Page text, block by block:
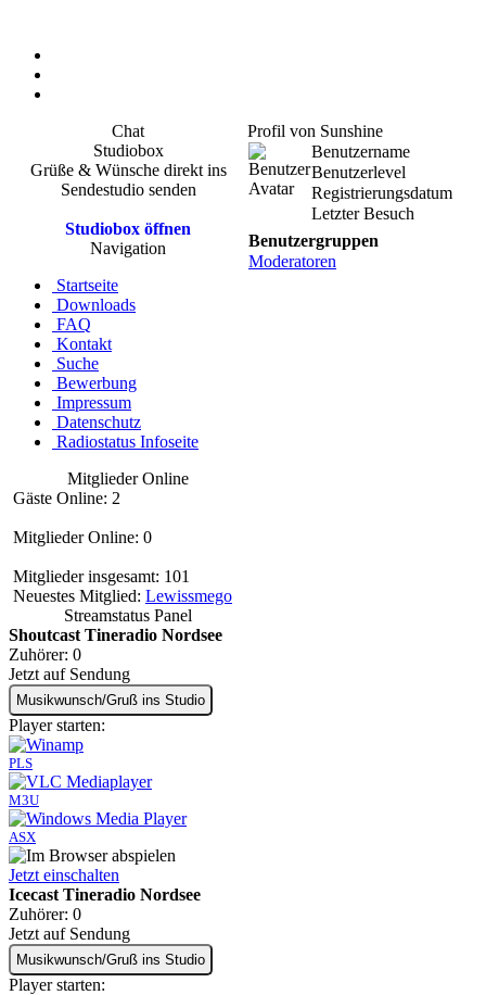
Chat
Studiobox
Grüße & Wünsche direkt ins
Sendestudio senden
Studiobox öffnen
Navigation
Startseite
Downloads
FAQ
Kontakt
Suche
Bewerbung
Impressum
Datenschutz
Radiostatus Infoseite
Mitglieder Online
Gäste Online: 2
Mitglieder Online: 0
Mitglieder insgesamt: 101
Neuestes Mitglied: Lewissmego
Streamstatus Panel
Shoutcast Tineradio Nordsee
Zuhörer: 0
Jetzt auf Sendung
Musikwunsch/Gruß ins Studio
Player starten:
PLS
M3U
ASX
Jetzt einschalten
Icecast Tineradio Nordsee
Zuhörer: 0
Jetzt auf Sendung
Musikwunsch/Gruß ins Studio
Player starten:
Profil von Sunshine
Benutzername
Benutzerlevel
Registrierungsdatum
Letzter Besuch
Benutzergruppen
Moderatoren